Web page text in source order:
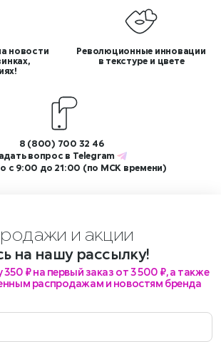
новости
Революционные инновации
в текстуре и цвете
8 (800) 700 32 46
вопрос в Telegram
с 9:00 до 21:00 (по МСК времени)
и акции?
на нашу рассылку!
350 ₽ на первый заказ от 3 500 ₽, а также
распродажам и новостям бренда